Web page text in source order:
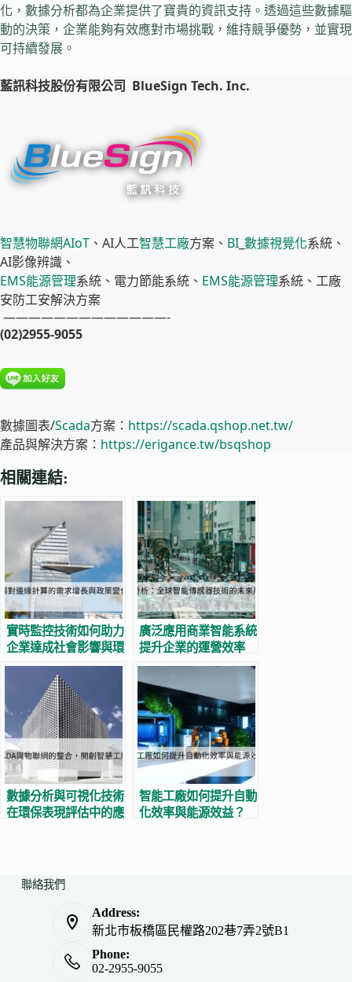
化，數據分析都為企業提供了寶貴的資訊支持。透過這些數據驅
動的決策，企業能夠有效應對市場挑戰，維持競爭優勢，並實現
可持續發展。
藍訊科技股份有限公司 BlueSign Tech. Inc.
智慧物聯網AIoT 、AI人工智慧工廠方案、 BI 數據視覺化系統、
AI影像辨識、
EMS能源管理系統、電力節能系統、 EMS能源管理系統、工廠
安防工安解決方案
—————————————-
(02)2955-9055
數據圖表/Scada方案： https://scada.qshop.net.tw/
產品與解決方案： https://erigance.tw/bsqshop
相關連結:
實時監控技術如何助力
企業達成社會影響與環
境管理目標？
廣泛應用商業智能系統
提升企業的運營效率
數據分析與可視化技術
在環保表現評估中的應
智能工廠如何提升自動
化效率與能源效益？
聯絡我們
Address:
新北市板橋區民權路202巷7弄2號B1
Phone:
02-2955-9055